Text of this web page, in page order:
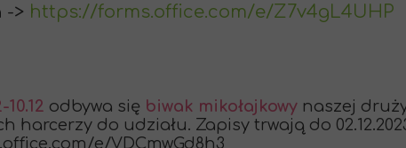
-> https://forms.office.com/e/Z7v4gL4UHP
10.12 odbywa się biwak mikołajkowy naszej
harcerzy do udziału. Zapisy trwają do
e/VDCmwGd8h3